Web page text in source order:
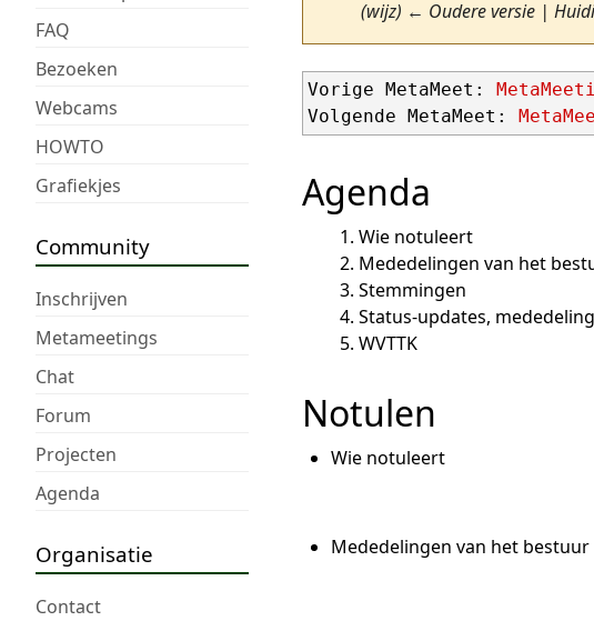
FAQ
Bezoeken
Webcams
HOWTO
Grafiekjes
Community
Inschrijven
Metameetings
Chat
Forum
Projecten
Agenda
Organisatie
Contact
(wijz) ← Oudere versie |
Vorige MetaMeet:
Volgende MetaMeet:
Agenda
Wie notuleert
Mededelingen van het
Stemmingen
Status-updates,
WVTTK
Notulen
Wie notuleert
Mededelingen van het bestuur